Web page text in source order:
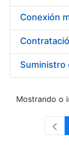
Mostrando o